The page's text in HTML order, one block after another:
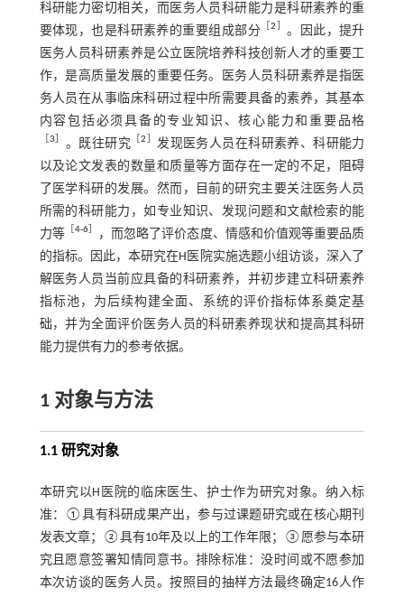
科研能力密切相关，而医务人员科研能力是科研素养的重
要体现，也是科研素养的重要组成部分［2］ 。因此，提升
医务人员科研素养是公立医院培养科技创新人才的重要工
作，是高质量发展的重要任务。医务人员科研素养是指医
务人员在从事临床科研过程中所需要具备的素养，其基本
内容包括必须具备的专业知识、核心能力和重要品格
［3］ 。既往研究 ［2］ 发现医务人员在科研素养、科研能力
以及论文发表的数量和质量等方面存在一定的不足，阻碍
了医学科研的发展。然而，目前的研究主要关注医务人员
所需的科研能力，如专业知识、发现问题和文献检索的能
力等［4-6］
，而忽略了评价态度、情感和价值观等重要品质
的指标。因此，本研究在H医院实施选题小组访谈，深入了
解医务人员当前应具备的科研素养，并初步建立科研素养
指标池，为后续构建全面、系统的评价指标体系奠定基
础，并为全面评价医务人员的科研素养现状和提高其科研
能力提供有力的参考依据。
1 对象与方法
1.1 研究对象
本研究以H医院的临床医生、护士作为研究对象。纳入标
准：①具有科研成果产出，参与过课题研究或在核心期刊
发表文章；②具有10年及以上的工作年限；③愿参与本研
究且愿意签署知情同意书。排除标准：没时间或不愿参加
本次访谈的医务人员。按照目的抽样方法最终确定16人作